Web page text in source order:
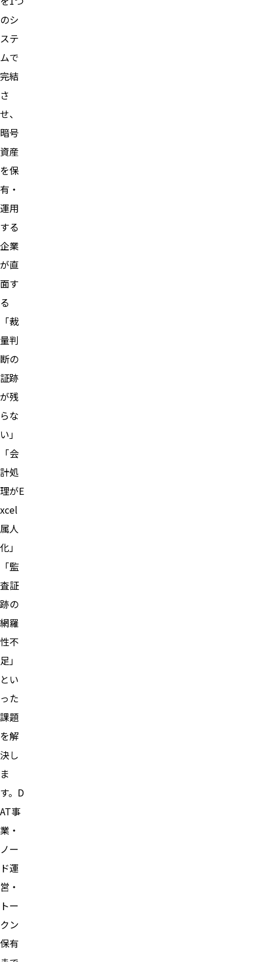
のシ
ステ
ムで
完結
さ
せ、
暗号
資産
を保
有・
運用
する
企業
が直
面す
る
「裁
量判
断の
証跡
が残
らな
い」
「会
計処
理がE
xcel
属人
化」
「監
査証
跡の
網羅
性不
足」
とい
った
課題
を解
決し
ま
す。D
AT事
業・
ノー
ド運
営・
トー
クン
保有